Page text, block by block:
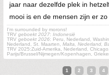
jaar naar dezelfde plek in
mooi is en de mensen zijn er
I'm surrounded by morons!
TRV geboekt 2027: Indonesië
TRV geboekt 2026: Peru, Nederland,
Nederland, St. Maarten, Malta, Nederland,
TRV 2025:Zuid-Amerika, Nederland,
Parijs/Brussel/Nijmegen/Kopenhagen,
1 2 3 4